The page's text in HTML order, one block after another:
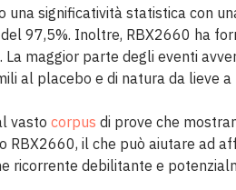
una significatività statistica con
97,5%. Inoltre, RBX2660 ha
maggior parte degli eventi
al placebo e di natura da lieve a
vasto corpus di prove che
RBX2660, il che può aiutare ad
ricorrente debilitante e